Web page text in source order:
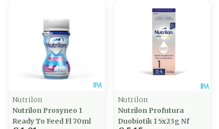
Nutrilon
Nutrilon Prosyneo 1
Ready To Feed Fl 70ml
Nutrilon
Nutrilon Profutura
Duobiotik 1 5x23g Nf